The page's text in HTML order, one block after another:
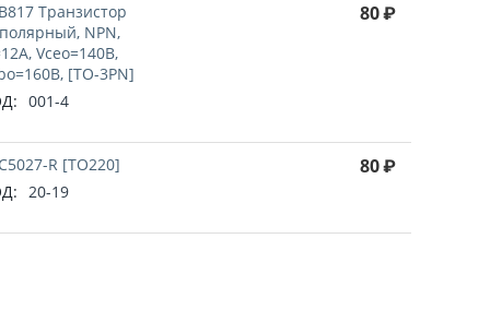
Транзистор
NPN,
Vceo=140В,
[TO-3PN]
001-4
80₽
R [TO220]
20-19
80₽